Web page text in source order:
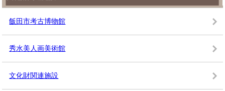
飯田市考古博物館
秀水美人画美術館
文化財関連施設